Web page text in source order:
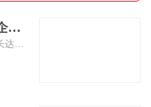
赔偿1.57亿 法国电气巨头向中国民企低头言和
在被施耐德的知识产权大棒穷追猛打前后纠缠长达十多年后，正泰上演了一出“以其人之道还治其人之身”的好戏。